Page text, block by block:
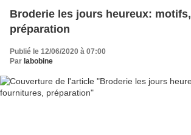
Broderie les jours heureux:
préparation
Publié le 12/06/2020 à 07:00
Par labobine